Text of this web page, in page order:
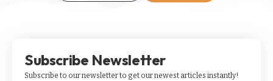
Subscribe Newsletter
Subscribe to our newsletter to get our newest articles instantly!